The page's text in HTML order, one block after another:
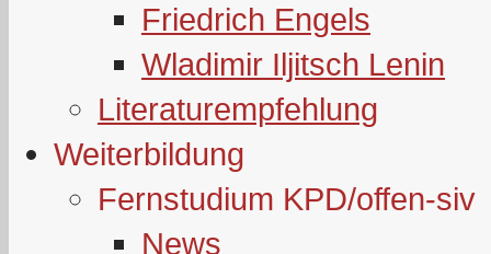
Friedrich Engels
Wladimir Iljitsch Lenin
Literaturempfehlung
Weiterbildung
Fernstudium KPD/offen-siv
News